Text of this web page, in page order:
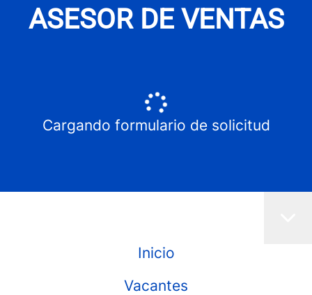
ASESOR DE VENTAS
Cargando formulario de solicitud
Inicio
Vacantes